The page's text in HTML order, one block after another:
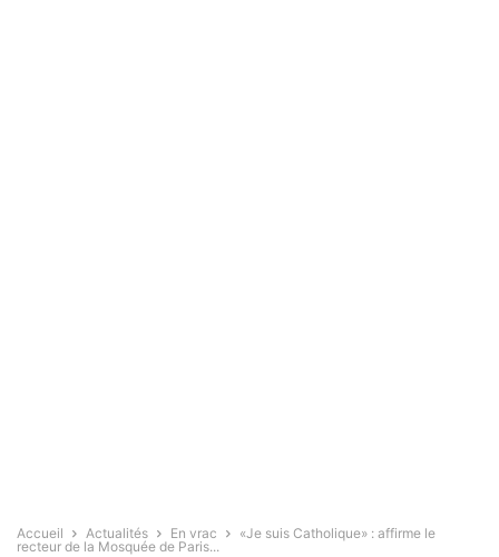
Accueil Actualités En vrac
«Je suis Catholique» : affirme le
recteur de la Mosquée de Paris...